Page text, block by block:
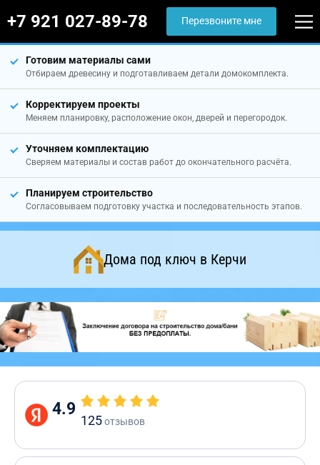
+7 921 027-89-78 Перезвоните мне
Готовим материалы сами
Отбираем древесину и подготавливаем детали домокомплекта.
Корректируем проекты
Меняем планировку, расположение окон, дверей и перегородок.
Уточняем комплектацию
Сверяем материалы и состав работ до окончательного расчёта.
Планируем строительство
Согласовываем подготовку участка и последовательность этапов.
Дома под ключ в Керчи
4.9
125отзывов